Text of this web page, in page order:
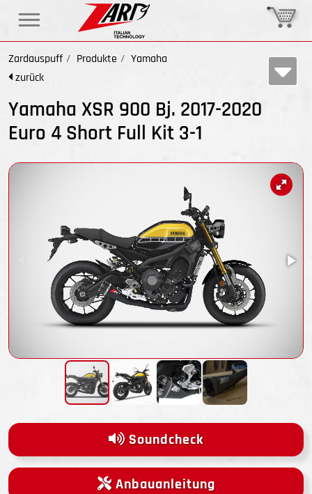
Zardauspuff Produkte
Yamaha
zurück
Yamaha XSR 900 Bj. 2017-2020
Euro 4 Short Full Kit 3-1
Soundcheck
Anbauanleitung